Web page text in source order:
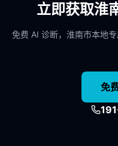
立即获取淮
免费 AI 诊断， 淮南市本地
免